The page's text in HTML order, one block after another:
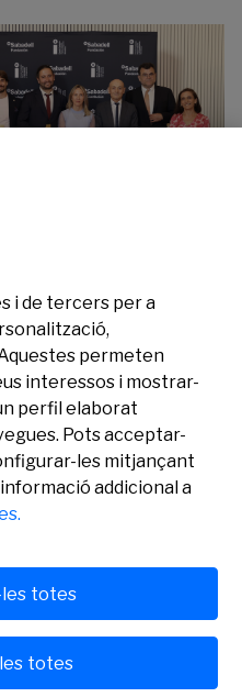
reconeix a dos
de l’edició del
Social
i de tercers per a
permeten
interessos i mostrar-
perfil elaborat
Pots acceptar-
les mitjançant
addicional a
totes
totes